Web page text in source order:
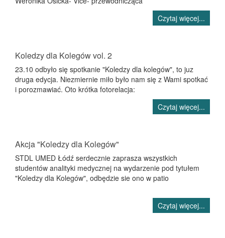
Czytaj więcej...
Koledzy dla Kolegów vol. 2
23.10 odbyło się spotkanie "Koledzy dla kolegów", to juz
druga edycja. Niezmiernie miło było nam się z Wami spotkać
i porozmawiać. Oto krótka fotorelacja:
Czytaj więcej...
Akcja "Koledzy dla Kolegów"
STDL UMED Łódź serdecznie zaprasza wszystkich
studentów analityki medycznej na wydarzenie pod tytułem
"Koledzy dla Kolegów", odbędzie sie ono w patio
Czytaj więcej...